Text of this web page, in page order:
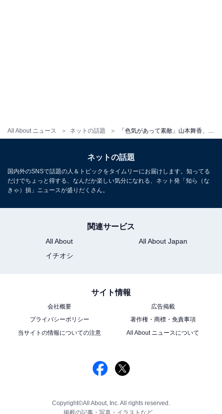
All About ニュース ネットの話題 「色気があって素敵」山本舞香、透明感あふれる肌見せモデルショットに反響！ 「綺麗なお肌」
ネットの話題
国内外のSNSで話題の人＆トピックをタイムリーにお届けします。知ってる
だけでちょっと得する、なんだか楽しい気分になれる、ネット発「知ら（な
きゃ）損」ニュースが盛りだくさん。
関連サービス
All About
All About Japan
イチオシ
サイト情報
会社概要
広告掲載
プライバシーポリシー
著作権・商標・免責事項
当サイトの情報についての注意
All About ニュースについて
Copyright©All About, Inc. All rights reserved.
掲載の記事・写真・イラストなど、